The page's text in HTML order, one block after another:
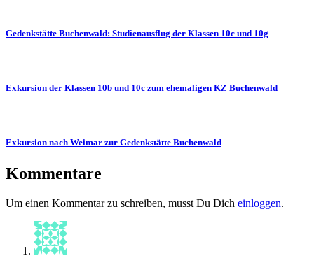
Gedenkstätte Buchenwald: Studienausflug der Klassen 10c und 10g
Exkursion der Klassen 10b und 10c zum ehemaligen KZ Buchenwald
Exkursion nach Weimar zur Gedenkstätte Buchenwald
Kommentare
Um einen Kommentar zu schreiben, musst Du Dich einloggen.